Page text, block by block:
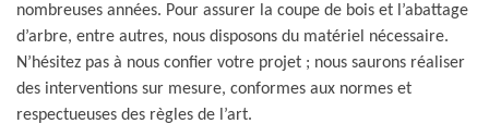
nombreuses années. Pour assurer la coupe de bois et l’abattage
d’arbre, entre autres, nous disposons du matériel nécessaire.
N’hésitez pas à nous confier votre projet ; nous saurons réaliser
des interventions sur mesure, conformes aux normes et
respectueuses des règles de l’art.